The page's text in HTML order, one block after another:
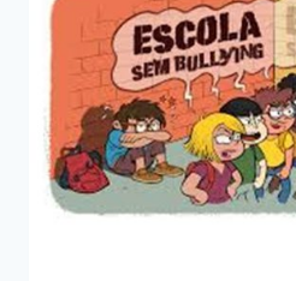
LEI
MARIA
DA
PENHA
COM
PROGRAMAÇÃO
VOLTADA
AO
ENFRENTAMENTO